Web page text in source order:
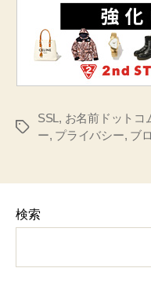
タ
SSL , お名前ドットコ
ー, プライバシー, ブ
検索